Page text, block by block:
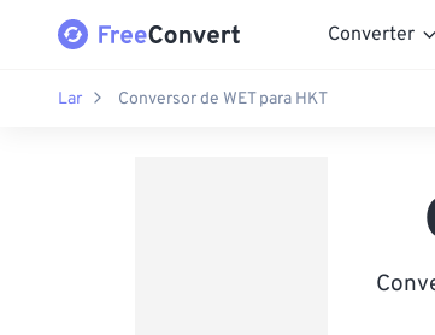
Converter
Lar Conversor de WET para HKT